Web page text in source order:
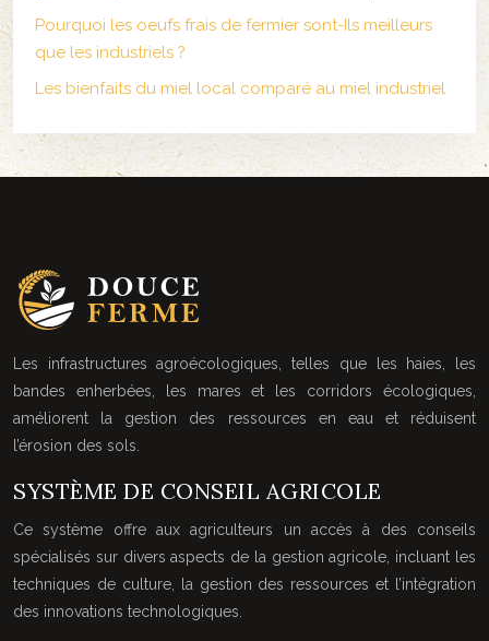
Pourquoi les oeufs frais de fermier sont-Ils meilleurs
que les industriels ?
Les bienfaits du miel local comparé au miel industriel
Les infrastructures agroécologiques, telles que les haies, les
bandes enherbées, les mares et les corridors écologiques,
améliorent la gestion des ressources en eau et réduisent
l’érosion des sols.
SYSTÈME DE CONSEIL AGRICOLE
Ce système offre aux agriculteurs un accès à des conseils
spécialisés sur divers aspects de la gestion agricole, incluant les
techniques de culture, la gestion des ressources et l’intégration
des innovations technologiques.